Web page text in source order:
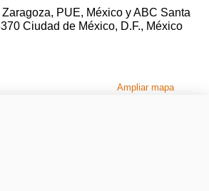
PUE, México y ABC Santa
Ciudad de México, D.F., México
Ampliar mapa